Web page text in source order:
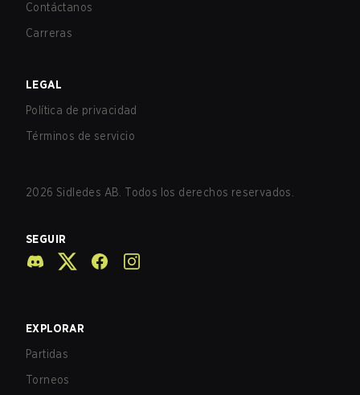
Contáctanos
Carreras
LEGAL
Política de privacidad
Términos de servicio
2026 Sidledes AB. Todos los derechos reservados.
SEGUIR
EXPLORAR
Partidas
Torneos